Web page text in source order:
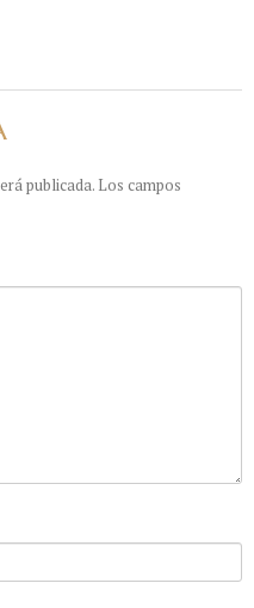
publicada. Los campos